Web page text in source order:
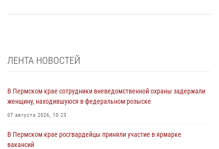
ЛЕНТА НОВОСТЕЙ
В Пермском крае сотрудники вневедомственной охраны задержали
женщину, находившуюся в федеральном розыске
07 августа 2026, 10:23
В Пермском крае росгвардейцы приняли участие в ярмарке
вакансий